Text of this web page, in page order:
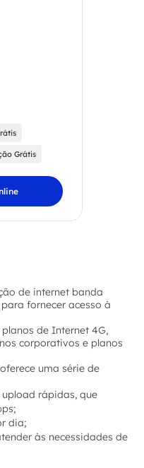
Grátis
de internet banda
fornecer acesso à
de Internet 4G,
corporativos e planos
uma série de
rápidas, que
dia;
às necessidades de